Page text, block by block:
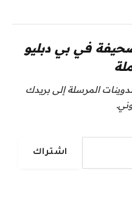
في بي دبليو
المرسلة إلى بريدك
اشتراك